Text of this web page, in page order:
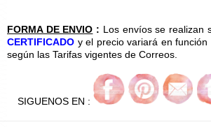
FORMA DE ENVIO : Los envíos se realizan
CERTIFICADO y el precio variará en
según las Tarifas vigentes de Correos.
SIGUENOS EN :